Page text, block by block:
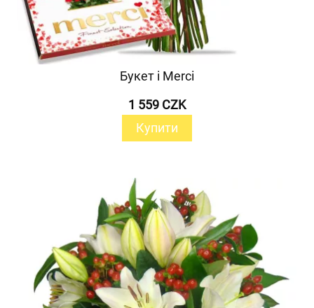
Букет і Merci
1 559 CZK
Купити